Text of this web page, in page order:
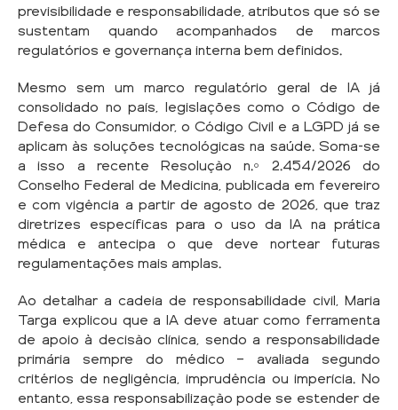
previsibilidade e responsabilidade, atributos que só se
sustentam quando acompanhados de marcos
regulatórios e governança interna bem definidos.
Mesmo sem um marco regulatório geral de IA já
consolidado no país, legislações como o Código de
Defesa do Consumidor, o Código Civil e a LGPD já se
aplicam às soluções tecnológicas na saúde. Soma-se
a isso a recente Resolução n.º 2.454/2026 do
Conselho Federal de Medicina, publicada em fevereiro
e com vigência a partir de agosto de 2026, que traz
diretrizes específicas para o uso da IA na prática
médica e antecipa o que deve nortear futuras
regulamentações mais amplas.
Ao detalhar a cadeia de responsabilidade civil, Maria
Targa explicou que a IA deve atuar como ferramenta
de apoio à decisão clínica, sendo a responsabilidade
primária sempre do médico — avaliada segundo
critérios de negligência, imprudência ou imperícia. No
entanto, essa responsabilização pode se estender de